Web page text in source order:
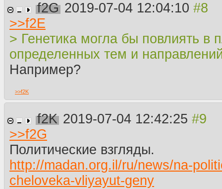
f2G 2019-07-04 12:04:10
>>f2E
> Генетика могла бы повлиять в
определенных тем и
Например?
>>f2K
f2K 2019-07-04 12:42:25
>>f2G
Политические взгляды.
http://madan.org.il/ru/news/na-
cheloveka-vliyayut-geny